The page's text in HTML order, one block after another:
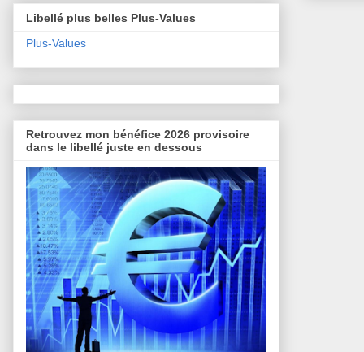
Libellé plus belles Plus-Values
Plus-Values
Retrouvez mon bénéfice 2026 provisoire
dans le libellé juste en dessous